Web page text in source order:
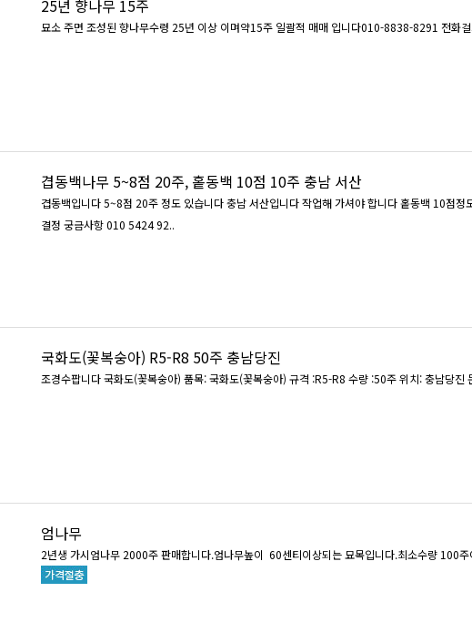
25년 향나무 15주
묘소 주면 조성된 향나무수령 25년 이상 이며약15주 일괄적 매매 입니다010-8838-8291 전화
겹동백나무 5~8점 20주, 홑동백 10점 10주 충남 서산
겹동백입니다 5~8점 20주 정도 있습니다 충남 서산입니다 작업해 가셔야 합니다 홑동백 10점정
결정 궁금사항 010 5424 92..
국화도(꽃복숭아) R5-R8 50주 충남당진
조
엄나무
2년생 가시엄나무 2000주 판매합니다.엄나무높이 60센티이상되는 묘목입니다.최소수량 100